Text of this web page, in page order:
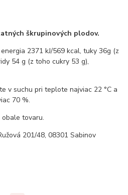
škrupinových plodov.
energia 2371 kJ/569 kcal, tuky 36g (z
54 g (z toho cukry 53 g),
v suchu pri teplote najviac 22 °C a
70 %.
tovaru.
201/48, 08301 Sabinov